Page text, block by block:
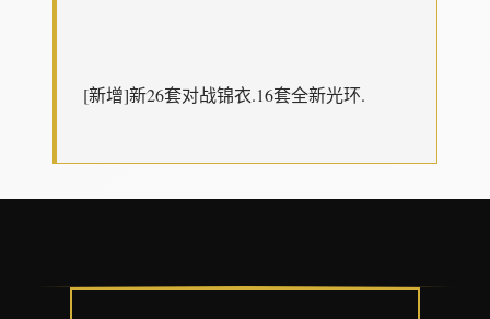
[新增]新26套对战锦衣.16套全新光环.